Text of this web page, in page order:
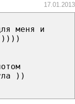
17.01.2013
меня и
))))
))